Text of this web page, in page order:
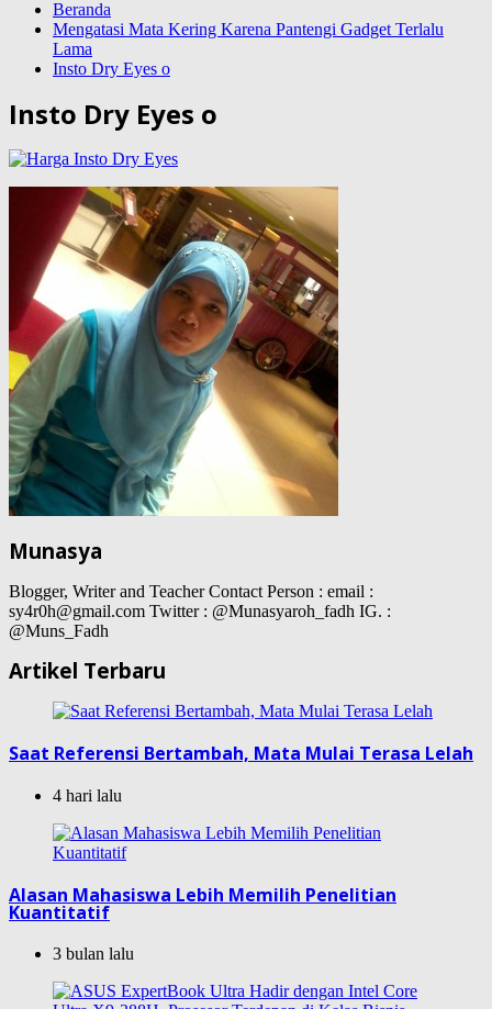
Beranda
Mengatasi Mata Kering Karena Pantengi Gadget Terlalu
Lama
Insto Dry Eyes o
Insto Dry Eyes o
Munasya
Blogger, Writer and Teacher Contact Person : email :
sy4r0h@gmail.com Twitter : @Munasyaroh_fadh IG. :
@Muns_Fadh
Artikel Terbaru
Saat Referensi Bertambah, Mata Mulai Terasa Lelah
4 hari lalu
Alasan Mahasiswa Lebih Memilih Penelitian
Kuantitatif
3 bulan lalu